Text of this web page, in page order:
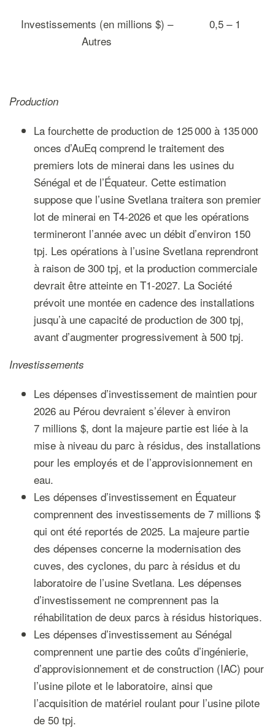
Investissements (en millions $) –
Autres
0,5 – 1
Production
La fourchette de production de 125 000 à 135 000
onces d’AuEq comprend le traitement des
premiers lots de minerai dans les usines du
Sénégal et de l’Équateur. Cette estimation
suppose que l’usine Svetlana traitera son premier
lot de minerai en T4-2026 et que les opérations
termineront l’année avec un débit d’environ 150
tpj. Les opérations à l’usine Svetlana reprendront
à raison de 300 tpj, et la production commerciale
devrait être atteinte en T1-2027. La Société
prévoit une montée en cadence des installations
jusqu’à une capacité de production de 300 tpj,
avant d’augmenter progressivement à 500 tpj.
Investissements
Les dépenses d’investissement de maintien pour
2026 au Pérou devraient s’élever à environ
7 millions $, dont la majeure partie est liée à la
mise à niveau du parc à résidus, des installations
pour les employés et de l’approvisionnement en
eau.
Les dépenses d’investissement en Équateur
comprennent des investissements de 7 millions $
qui ont été reportés de 2025. La majeure partie
des dépenses concerne la modernisation des
cuves, des cyclones, du parc à résidus et du
laboratoire de l’usine Svetlana. Les dépenses
d’investissement ne comprennent pas la
réhabilitation de deux parcs à résidus historiques.
Les dépenses d’investissement au Sénégal
comprennent une partie des coûts d’ingénierie,
d’approvisionnement et de construction (IAC) pour
l’usine pilote et le laboratoire, ainsi que
l’acquisition de matériel roulant pour l’usine pilote
de 50 tpj.